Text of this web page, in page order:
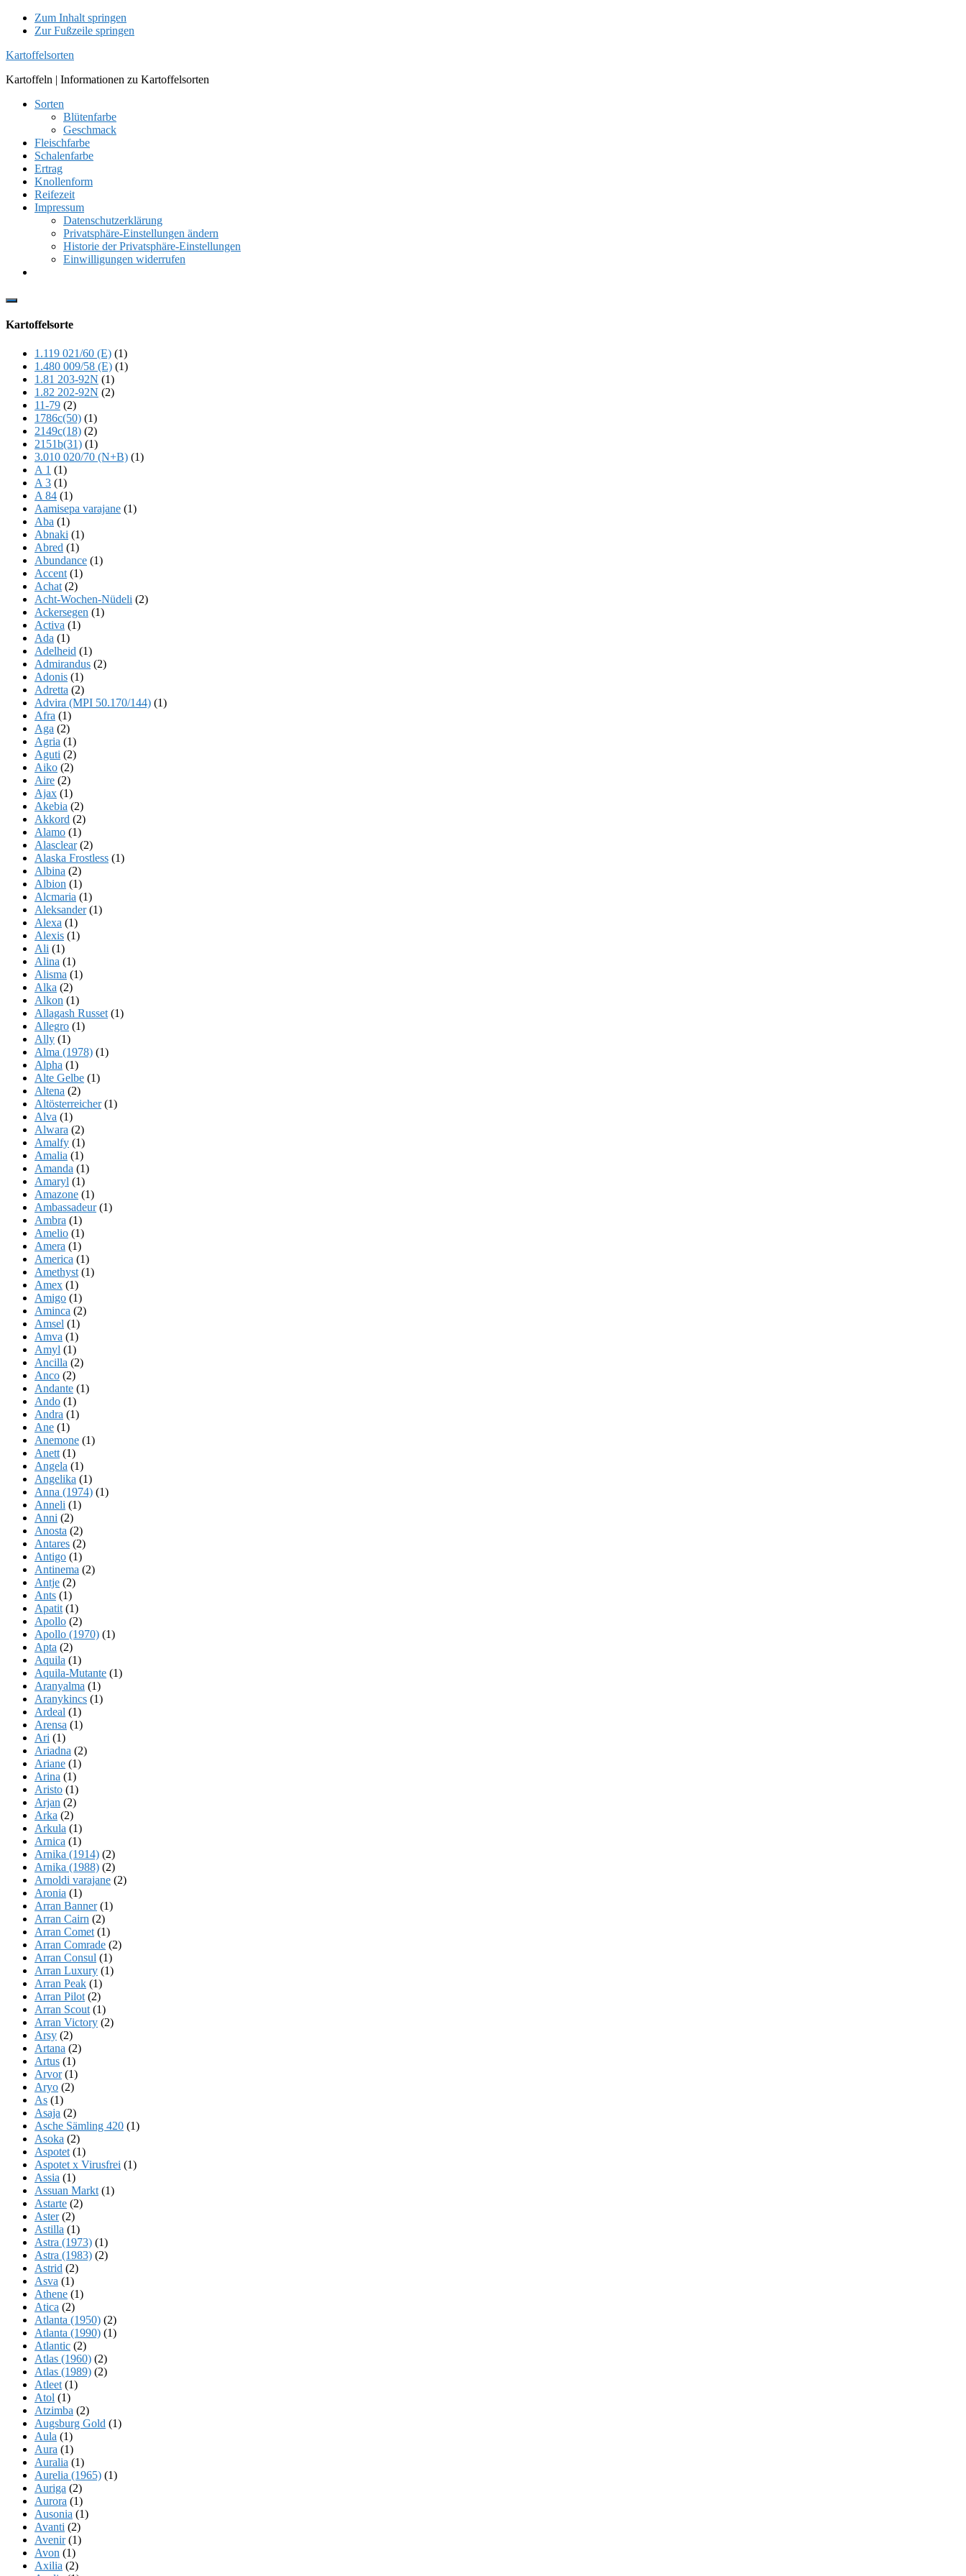
Zum Inhalt springen
Zur Fußzeile springen
Kartoffelsorten
Kartoffeln | Informationen zu Kartoffelsorten
Sorten
Blütenfarbe
Geschmack
Fleischfarbe
Schalenfarbe
Ertrag
Knollenform
Reifezeit
Impressum
Datenschutzerklärung
Privatsphäre-Einstellungen ändern
Historie der Privatsphäre-Einstellungen
Einwilligungen widerrufen
Show
Content
Kartoffelsorte
1.119 021/60 (E) (1)
1.480 009/58 (E) (1)
1.81 203-92N (1)
1.82 202-92N (2)
11-79 (2)
1786c(50) (1)
2149c(18) (2)
2151b(31) (1)
3.010 020/70 (N+B) (1)
A 1 (1)
A 3 (1)
A 84 (1)
Aamisepa varajane (1)
Aba (1)
Abnaki (1)
Abred (1)
Abundance (1)
Accent (1)
Achat (2)
Acht-Wochen-Nüdeli (2)
Ackersegen (1)
Activa (1)
Ada (1)
Adelheid (1)
Admirandus (2)
Adonis (1)
Adretta (2)
Advira (MPI 50.170/144) (1)
Afra (1)
Aga (2)
Agria (1)
Aguti (2)
Aiko (2)
Aire (2)
Ajax (1)
Akebia (2)
Akkord (2)
Alamo (1)
Alasclear(2)
Alaska Frostless (1)
Albina (2)
Albion (1)
Alcmaria (1)
Aleksander(1)
Alexa (1)
Alexis (1)
Ali (1)
Alina (1)
Alisma (1)
Alka (2)
Alkon (1)
Allagash Russet (1)
Allegro (1)
Ally (1)
Alma (1978) (1)
Alpha (1)
Alte Gelbe (1)
Altena (2)
Altösterreicher(1)
Alva (1)
Alwara (2)
Amalfy (1)
Amalia (1)
Amanda (1)
Amaryl (1)
Amazone (1)
Ambassadeur(1)
Ambra (1)
Amelio (1)
Amera (1)
America (1)
Amethyst (1)
Amex (1)
Amigo (1)
Aminca (2)
Amsel (1)
Amva (1)
Amyl (1)
Ancilla (2)
Anco (2)
Andante (1)
Ando (1)
Andra (1)
Ane (1)
Anemone (1)
Anett (1)
Angela (1)
Angelika (1)
Anna (1974) (1)
Anneli (1)
Anni (2)
Anosta (2)
Antares (2)
Antigo (1)
Antinema (2)
Antje (2)
Ants (1)
Apatit (1)
Apollo (2)
Apollo (1970) (1)
Apta (2)
Aquila (1)
Aquila-Mutante (1)
Aranyalma (1)
Aranykincs (1)
Ardeal (1)
Arensa (1)
Ari (1)
Ariadna (2)
Ariane (1)
Arina (1)
Aristo (1)
Arjan (2)
Arka (2)
Arkula (1)
Arnica (1)
Arnika (1914) (2)
Arnika (1988) (2)
Arnoldi varajane (2)
Aronia (1)
Arran Banner(1)
Arran Cairn (2)
Arran Comet (1)
Arran Comrade (2)
Arran Consul (1)
Arran Luxury (1)
Arran Peak (1)
Arran Pilot (2)
Arran Scout (1)
Arran Victory (2)
Arsy (2)
Artana (2)
Artus (1)
Arvor(1)
Aryo (2)
As (1)
Asaja (2)
Asche Sämling 420 (1)
Asoka (2)
Aspotet (1)
Aspotet x Virusfrei (1)
Assia (1)
Assuan Markt (1)
Astarte (2)
Aster(2)
Astilla (1)
Astra (1973) (1)
Astra (1983) (2)
Astrid (2)
Asva (1)
Athene (1)
Atica (2)
Atlanta (1950) (2)
Atlanta (1990) (1)
Atlantic (2)
Atlas (1960) (2)
Atlas (1989) (2)
Atleet (1)
Atol (1)
Atzimba (2)
Augsburg Gold (1)
Aula (1)
Aura (1)
Auralia (1)
Aurelia (1965) (1)
Auriga (2)
Aurora (1)
Ausonia (1)
Avanti (2)
Avenir(1)
Avon (1)
Axilia (2)